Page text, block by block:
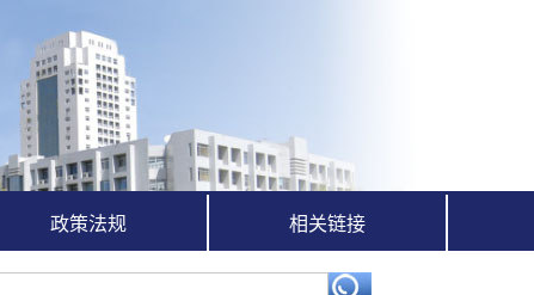
政策法规 相关链接